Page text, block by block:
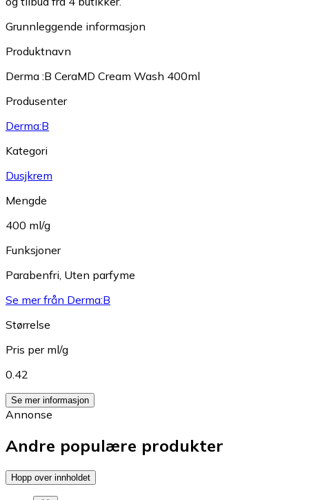
Grunnleggende informasjon
Produktnavn
Derma :B CeraMD Cream Wash 400ml
Produsenter
Derma:B
Kategori
Dusjkrem
Mengde
400 ml/g
Funksjoner
Parabenfri, Uten parfyme
Se mer från Derma:B
Størrelse
Pris per ml/g
0.42
Se mer informasjon
Annonse
Andre populære produkter
Hopp over innholdet